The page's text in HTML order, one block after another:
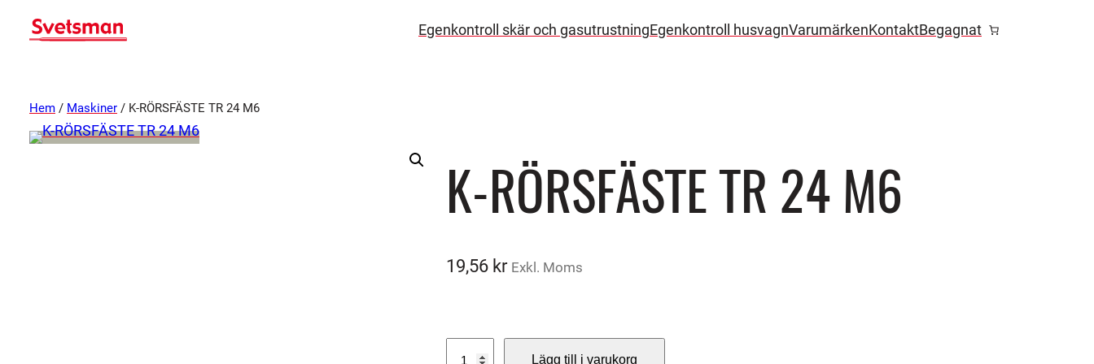
Egenkontroll skär och gasutrustningEgenkontroll husvagnVarumärkenKontaktBegagnat
Hem / Maskiner / K-RÖRSFÄSTE TR 24 M6
K-RÖRSFÄSTE TR 24 M6
19,56 kr Exkl. Moms
Lägg till i varukorg